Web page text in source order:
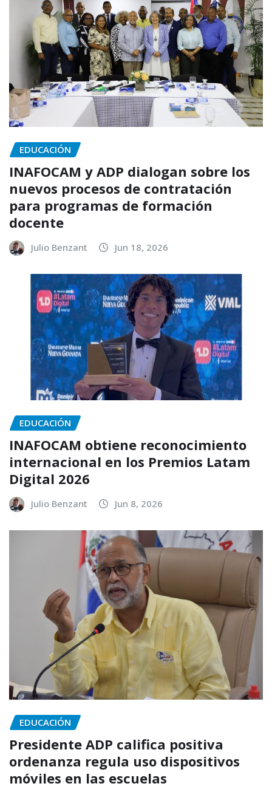
EDUCACIÓN
INAFOCAM y ADP dialogan sobre los
nuevos procesos de contratación
para programas de formación
docente
Julio Benzant Jun 18, 2026
EDUCACIÓN
INAFOCAM obtiene reconocimiento
internacional en los Premios Latam
Digital 2026
Julio Benzant Jun 8, 2026
EDUCACIÓN
Presidente ADP califica positiva
ordenanza regula uso dispositivos
móviles en las escuelas